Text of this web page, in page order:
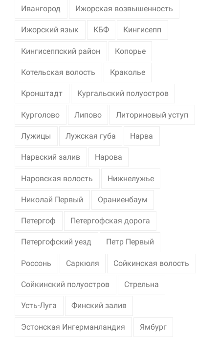
Ивангород Ижорская возвышенность
Ижорский язык КБФ Кингисепп
Кингисеппский район Копорье
Котельская волость Краколье
Кронштадт Кургальский полуостров
Курголово Липово Литориновый уступ
Лужицы Лужская губа Нарва
Нарвский залив Нарова
Наровская волость Нижнелужье
Николай Первый Ораниенбаум
Петергоф Петергофская дорога
Петергофский уезд Петр Первый
Россонь Саркюля Сойкинская волость
Сойкинский полуостров Стрельна
Усть-Луга Финский залив
Эстонская Ингерманландия Ямбург